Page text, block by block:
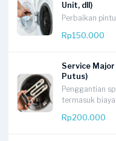
Unit, dll)
Perbaikan
Rp150.000
Service
Putus)
Penggantian
termasuk
Rp200.000